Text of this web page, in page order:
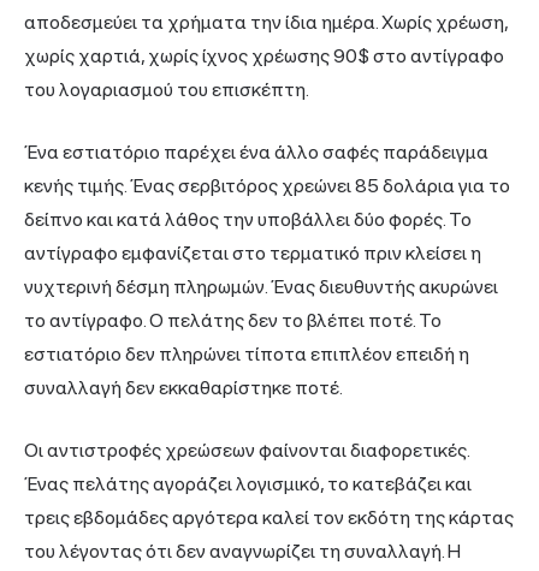
αποδεσμεύει τα χρήματα την ίδια ημέρα. Χωρίς χρέωση,
χωρίς χαρτιά, χωρίς ίχνος χρέωσης 90$ στο αντίγραφο
του λογαριασμού του επισκέπτη.
Ένα εστιατόριο παρέχει ένα άλλο σαφές παράδειγμα
κενής τιμής. Ένας σερβιτόρος χρεώνει 85 δολάρια για το
δείπνο και κατά λάθος την υποβάλλει δύο φορές. Το
αντίγραφο εμφανίζεται στο τερματικό πριν κλείσει η
νυχτερινή δέσμη πληρωμών. Ένας διευθυντής ακυρώνει
το αντίγραφο. Ο πελάτης δεν το βλέπει ποτέ. Το
εστιατόριο δεν πληρώνει τίποτα επιπλέον επειδή η
συναλλαγή δεν εκκαθαρίστηκε ποτέ.
Οι αντιστροφές χρεώσεων φαίνονται διαφορετικές.
Ένας πελάτης αγοράζει λογισμικό, το κατεβάζει και
τρεις εβδομάδες αργότερα καλεί τον εκδότη της κάρτας
του λέγοντας ότι δεν αναγνωρίζει τη συναλλαγή. Η